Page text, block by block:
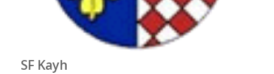
SF Kayh